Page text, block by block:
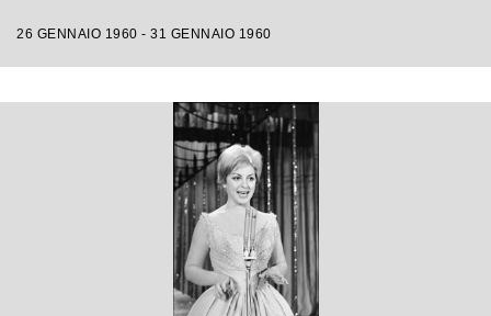
26 GENNAIO 1960 - 31 GENNAIO 1960